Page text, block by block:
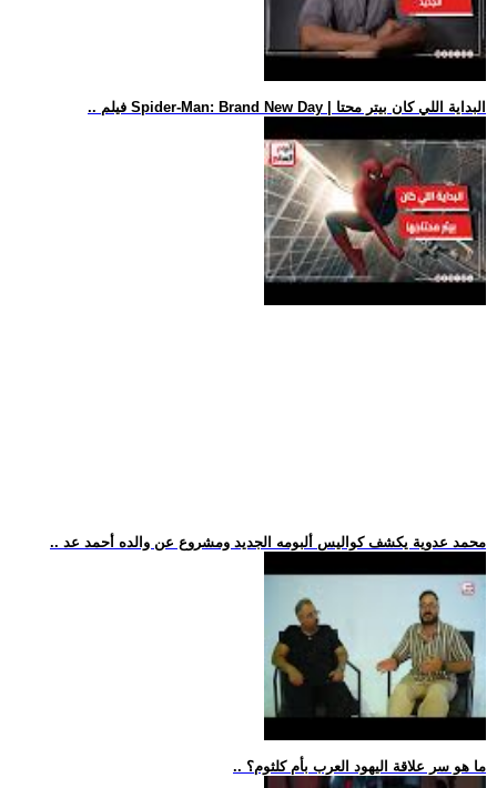
.. فيلم Spider-Man: Brand New Day | البداية اللي كان بيتر محتا
.. محمد عدوية يكشف كواليس ألبومه الجديد ومشروع عن والده أحمد عد
.. ما هو سر علاقة اليهود العرب بأم كلثوم؟